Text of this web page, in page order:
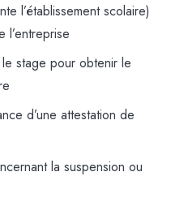
l’établissement scolaire)
l’entreprise
stage pour obtenir le
d’une attestation de
la suspension ou